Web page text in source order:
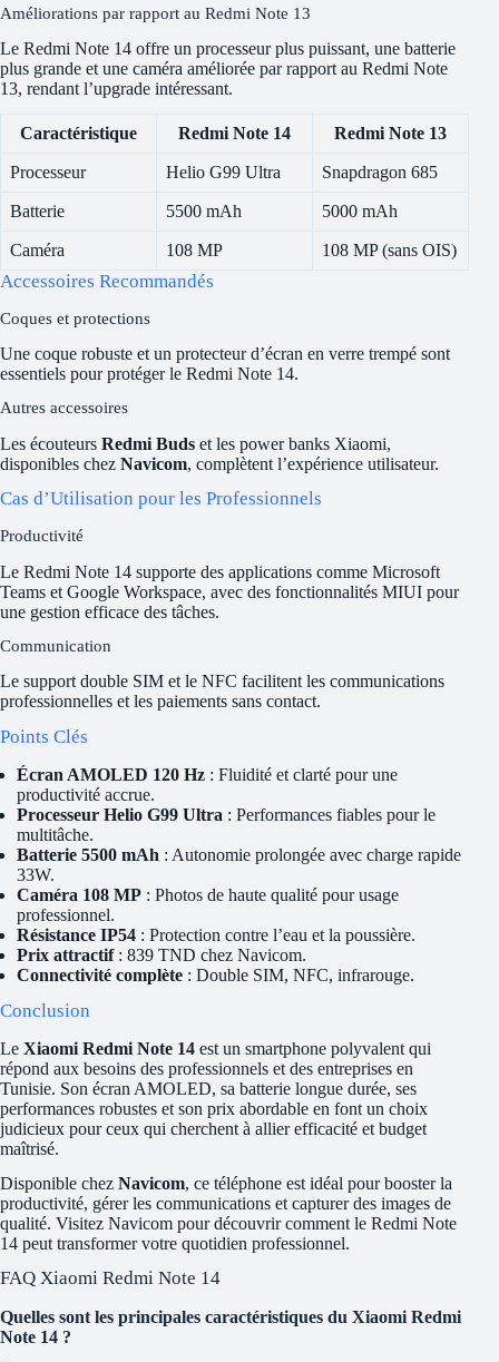
Améliorations par rapport au Redmi Note 13
Le Redmi Note 14 offre un processeur plus puissant, une batterie
plus grande et une caméra améliorée par rapport au Redmi Note
13, rendant l’upgrade intéressant.
Caractéristique Redmi Note 14 Redmi Note 13
Processeur Helio G99 Ultra Snapdragon 685
Batterie 5500 mAh 5000 mAh
Caméra 108 MP 108 MP (sans OIS)
Accessoires Recommandés
Coques et protections
Une coque robuste et un protecteur d’écran en verre trempé sont
essentiels pour protéger le Redmi Note 14.
Autres accessoires
Les écouteurs Redmi Buds et les power banks Xiaomi,
disponibles chez Navicom, complètent l’expérience utilisateur.
Cas d’Utilisation pour les Professionnels
Productivité
Le Redmi Note 14 supporte des applications comme Microsoft
Teams et Google Workspace, avec des fonctionnalités MIUI pour
une gestion efficace des tâches.
Communication
Le support double SIM et le NFC facilitent les communications
professionnelles et les paiements sans contact.
Points Clés
Écran AMOLED 120 Hz : Fluidité et clarté pour une
productivité accrue.
Processeur Helio G99 Ultra : Performances fiables pour le
multitâche.
Batterie 5500 mAh : Autonomie prolongée avec charge rapide
33W.
Caméra 108 MP : Photos de haute qualité pour usage
professionnel.
Résistance IP54 : Protection contre l’eau et la poussière.
Prix attractif: 839 TND chez Navicom.
Connectivité complète : Double SIM, NFC, infrarouge.
Conclusion
Le Xiaomi Redmi Note 14 est un smartphone polyvalent qui
répond aux besoins des professionnels et des entreprises en
Tunisie. Son écran AMOLED, sa batterie longue durée, ses
performances robustes et son prix abordable en font un choix
judicieux pour ceux qui cherchent à allier efficacité et budget
maîtrisé.
Disponible chez Navicom, ce téléphone est idéal pour booster la
productivité, gérer les communications et capturer des images de
qualité. Visitez Navicom pour découvrir comment le Redmi Note
14 peut transformer votre quotidien professionnel.
FAQ Xiaomi Redmi Note 14
Quelles sont les principales caractéristiques du Xiaomi Redmi
Note 14 ?